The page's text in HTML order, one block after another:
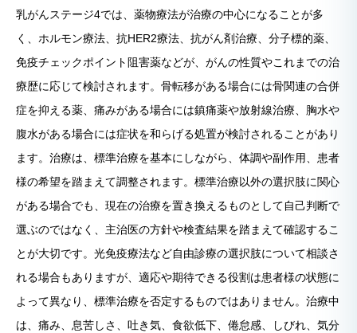
乳がんステージ4では、薬物療法が治療の中心になることが多
く、ホルモン療法、抗HER2療法、抗がん剤治療、分子標的薬、
免疫チェックポイント阻害薬などが、がんの性質やこれまでの治
療歴に応じて検討されます。骨転移がある場合には骨関連の合併
症を抑える薬、痛みがある場合には鎮痛薬や放射線治療、胸水や
腹水がある場合には症状を和らげる処置が検討されることがあり
ます。治療は、標準治療を基本にしながら、体調や副作用、患者
様の希望を踏まえて調整されます。標準治療以外の選択肢に関心
がある場合でも、現在の治療を置き換えるものとして自己判断で
選ぶのではなく、主治医の方針や検査結果を踏まえて確認するこ
とが大切です。光免疫療法など自由診療の選択肢について相談さ
れる場合もありますが、適応や期待できる役割は患者様の状態に
よって異なり、標準治療を否定するものではありません。治療中
は、痛み、息苦しさ、吐き気、食欲低下、倦怠感、しびれ、気分